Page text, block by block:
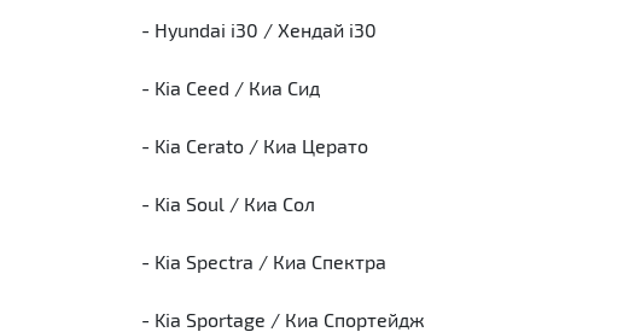
- Hyundai i30 / Хендай i30
- Kia Ceed / Киа Сид
- Kia Cerato / Киа Церато
- Kia Soul / Киа Сол
- Kia Spectra / Киа Спектра
- Kia Sportage / Киа Спортейдж